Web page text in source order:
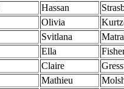
Hassan
Olivia
Svitlana
Ella
Claire
Mathieu